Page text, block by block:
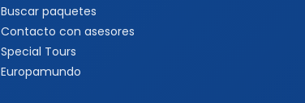
Buscar paquetes
Contacto con asesores
Special Tours
Europamundo